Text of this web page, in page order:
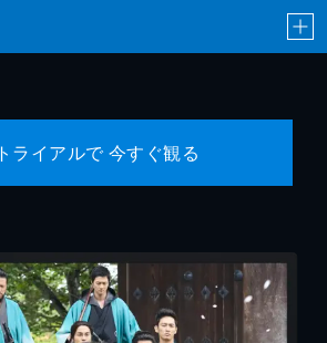
ライアルで 今すぐ観る